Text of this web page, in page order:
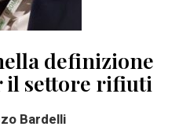
definizione
il settore rifiuti
Bardelli